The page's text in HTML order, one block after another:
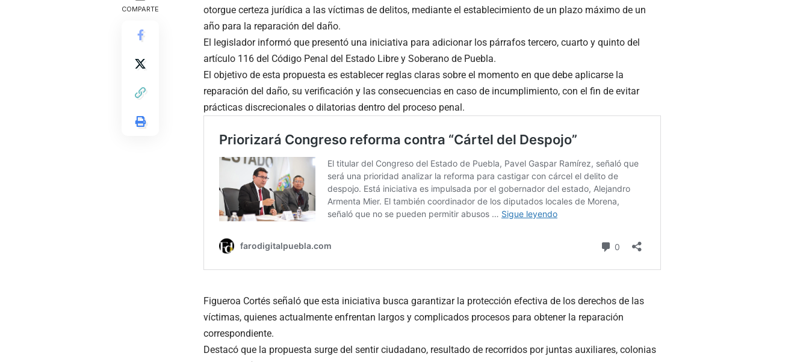
COMPARTE
otorgue certeza jurídica a las víctimas de delitos, mediante el establecimiento de un plazo máximo de un
año para la reparación del daño.
El legislador informó que presentó una iniciativa para adicionar los párrafos tercero, cuarto y quinto del
artículo 116 del Código Penal del Estado Libre y Soberano de Puebla.
El objetivo de esta propuesta es establecer reglas claras sobre el momento en que debe aplicarse la
reparación del daño, su verificación y las consecuencias en caso de incumplimiento, con el fin de evitar
prácticas discrecionales o dilatorias dentro del proceso penal.
Figueroa Cortés señaló que esta iniciativa busca garantizar la protección efectiva de los derechos de las
víctimas, quienes actualmente enfrentan largos y complicados procesos para obtener la reparación
correspondiente.
Destacó que la propuesta surge del sentir ciudadano, resultado de recorridos por juntas auxiliares, colonias